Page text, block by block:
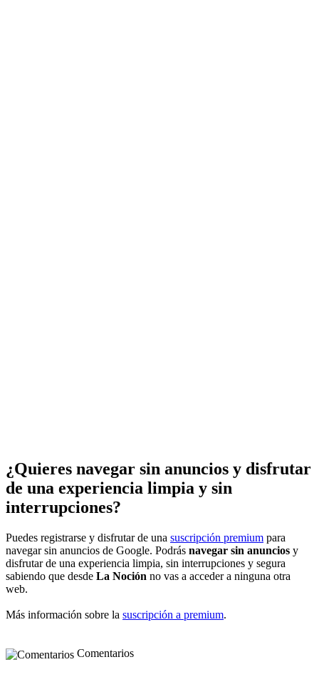
¿Quieres navegar sin anuncios y disfrutar
de una experiencia limpia y sin
interrupciones?
Puedes registrarse y disfrutar de una suscripción premium para
navegar sin anuncios de Google. Podrás navegar sin anuncios y
disfrutar de una experiencia limpia, sin interrupciones y segura
sabiendo que desde La Noción no vas a acceder a ninguna otra
web.
Más información sobre la suscripción a premium.
Comentarios